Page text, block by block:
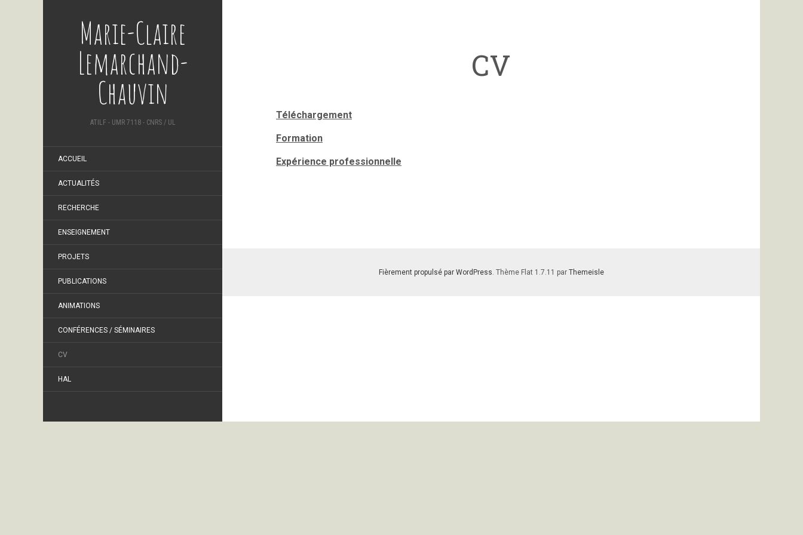
Marie-Claire
Lemarchand-
Chauvin
ATILF - UMR 7118 - CNRS / UL
ACCUEIL
ACTUALITÉS
RECHERCHE
ENSEIGNEMENT
PROJETS
PUBLICATIONS
ANIMATIONS
CONFÉRENCES / SÉMINAIRES
CV
HAL
CV
Téléchargement
Formation
Expérience professionnelle
Fièrement propulsé par WordPress. Thème Flat 1.7.11 par Themeisle